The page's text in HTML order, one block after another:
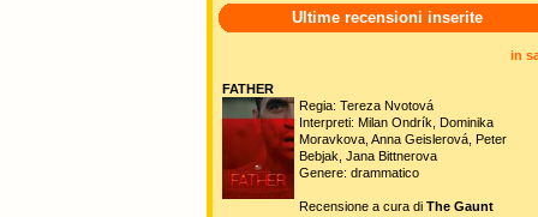
Ultime recensioni inserite
in
FATHER
Regia: Tereza Nvotová
Interpreti: Milan Ondrík, Dominika
Moravkova, Anna Geislerová, Peter
Bebjak, Jana Bittnerova
Genere: drammatico
Recensione a cura di The Gaunt